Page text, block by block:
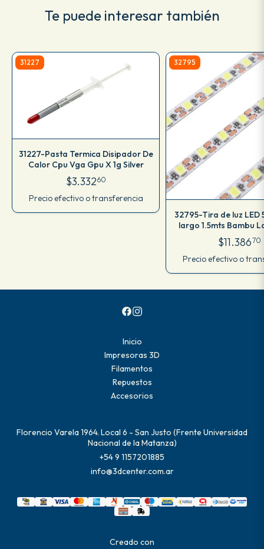
Te puede interesar también
31227
31227-Pasta Termica Disipador De
Calor Cpu Vga Gpu X 1g Silver
$3.33260
Precio efectivo o transferencia
32795
32795-Tira de luz LED
largo 1.5mts Bambu
$11.38670
Precio efectivo o
Inicio
Impresoras 3D
Filamentos
Repuestos
Accesorios
Florencio Varela 1964. Local 6 - San Justo (Frente Universidad
Nacional de la Matanza)
+54 9 1157201885
info@3dcenter.com.ar
Creado con